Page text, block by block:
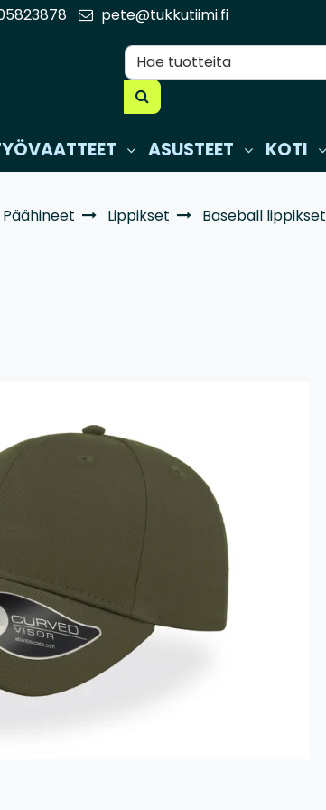
pete@tukkutiimi.fi
ASUSTEET KOTI
Päähineet Lippikset Baseball lippikset